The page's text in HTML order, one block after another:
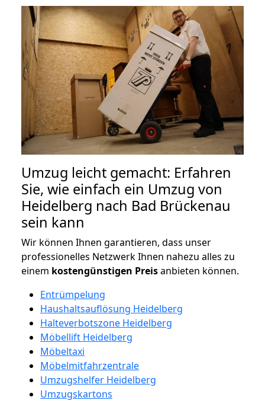
Umzug leicht gemacht: Erfahren
Sie, wie einfach ein Umzug von
Heidelberg nach Bad Brückenau
sein kann
Wir können Ihnen garantieren, dass unser
professionelles Netzwerk Ihnen nahezu alles zu
einem kostengünstigen Preisanbieten können.
Entrümpelung
Haushaltsauflösung Heidelberg
Halteverbotszone Heidelberg
Möbellift Heidelberg
Möbeltaxi
Möbelmitfahrzentrale
Umzugshelfer Heidelberg
Umzugskartons